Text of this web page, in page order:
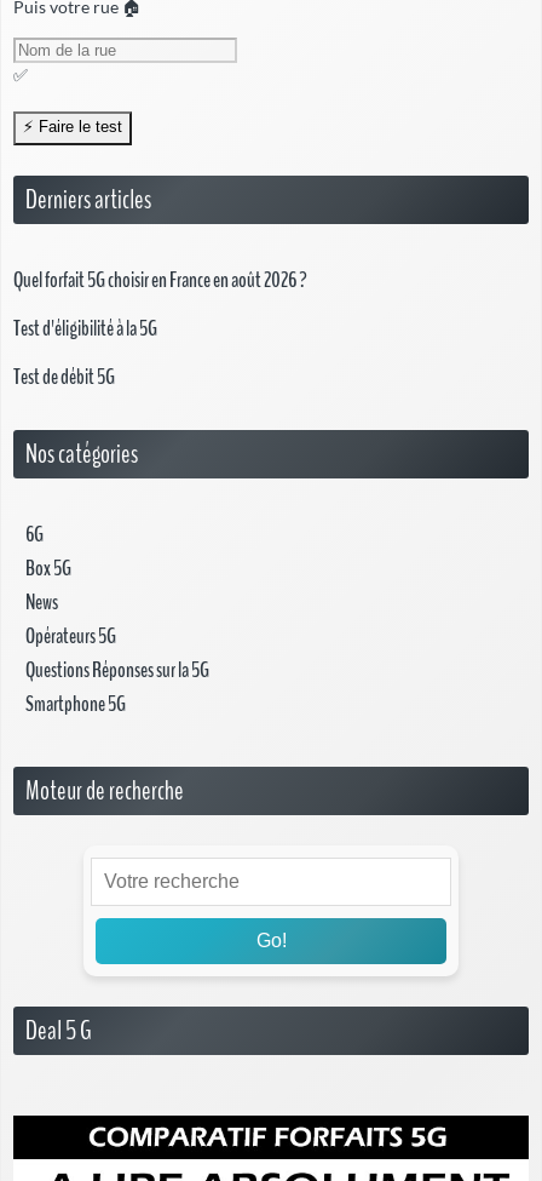
Puis votre rue 🏠
✅
Derniers articles
Quel forfait 5G choisir en France en août 2026 ?
Test d'éligibilité à la 5G
Test de débit 5G
Nos catégories
6G
Box 5G
News
Opérateurs 5G
Questions Réponses sur la 5G
Smartphone 5G
Moteur de recherche
Go!
Deal 5 G